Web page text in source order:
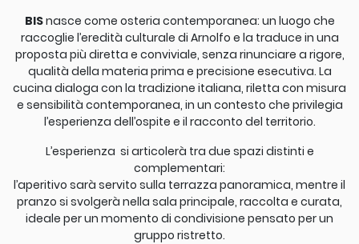
BISnasce come osteria contemporanea: un luogo che
raccoglie l’eredità culturale di Arnolfo e la traduce in una
proposta più diretta e conviviale, senza rinunciare a rigore,
qualità della materia prima e precisione esecutiva. La
cucina dialoga con la tradizione italiana, riletta con misura
e sensibilità contemporanea, in un contesto che privilegia
l’esperienza dell’ospite e il racconto del territorio.
L’esperienza si articolerà tra due spazi distinti e
complementari:
l’aperitivo sarà servito sulla terrazza panoramica, mentre il
pranzo si svolgerà nella sala principale, raccolta e curata,
ideale per un momento di condivisione pensato per un
gruppo ristretto.